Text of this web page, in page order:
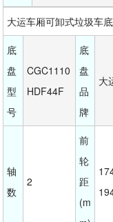
大运车厢可卸式垃圾车
底
盘
型
号
CGC1110
HDF44F
底
盘
品
牌
大
轴
数
2
前
轮
距
(m